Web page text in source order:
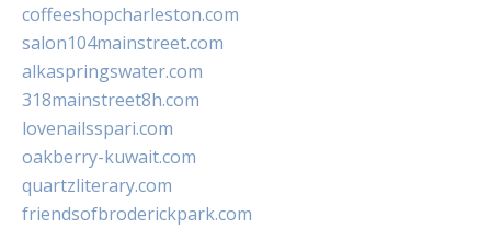
coffeeshopcharleston.com
salon104mainstreet.com
alkaspringswater.com
318mainstreet8h.com
lovenailsspari.com
oakberry-kuwait.com
quartzliterary.com
friendsofbroderickpark.com